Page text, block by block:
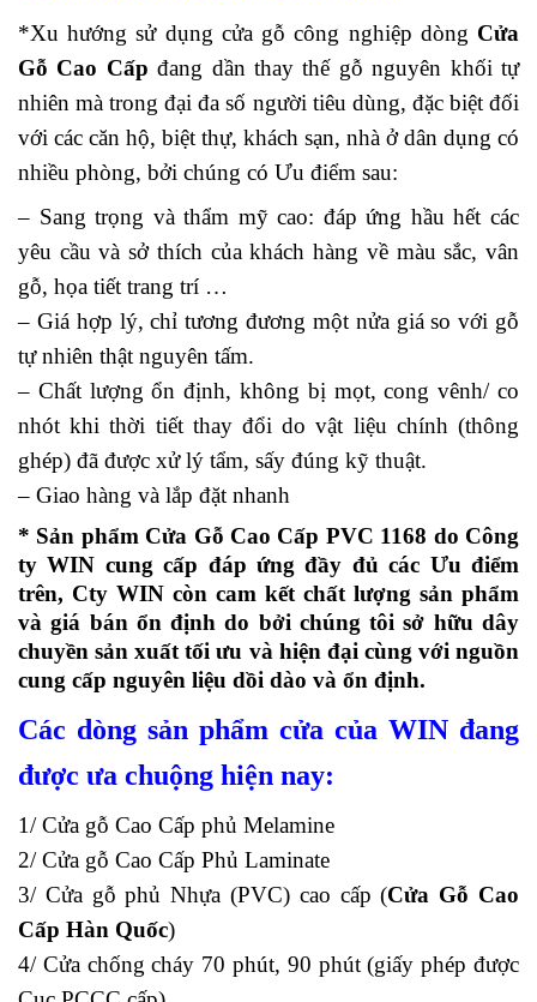
*Xu hướng sử dụng cửa gỗ công nghiệp dòng Cửa
Gỗ Cao Cấp đang dần thay thế gỗ nguyên khối tự
nhiên mà trong đại đa số người tiêu dùng, đặc biệt đối
với các căn hộ, biệt thự, khách sạn, nhà ở dân dụng có
nhiều phòng, bởi chúng có Ưu điểm sau:
– Sang trọng và thẩm mỹ cao: đáp ứng hầu hết các
yêu cầu và sở thích của khách hàng về màu sắc, vân
gỗ, họa tiết trang trí …
– Giá hợp lý, chỉ tương đương một nửa giá so với gỗ
tự nhiên thật nguyên tấm.
– Chất lượng ổn định, không bị mọt, cong vênh/ co
nhót khi thời tiết thay đổi do vật liệu chính (thông
ghép) đã được xử lý tẩm, sấy đúng kỹ thuật.
– Giao hàng và lắp đặt nhanh
* Sản phẩm Cửa Gỗ Cao Cấp PVC 1168 do Công
ty WIN cung cấp đáp ứng đầy đủ các Ưu điểm
trên, Cty WIN còn cam kết chất lượng sản phẩm
và giá bán ổn định do bởi chúng tôi sở hữu dây
chuyền sản xuất tối ưu và hiện đại cùng với nguồn
cung cấp nguyên liệu dồi dào và ổn định.
Các dòng sản phẩm cửa của WIN đang
được ưa chuộng hiện nay:
1/ Cửa gỗ Cao Cấp phủ Melamine
2/ Cửa gỗ Cao Cấp Phủ Laminate
3/ Cửa gỗ phủ Nhựa (PVC) cao cấp (Cửa Gỗ Cao
Cấp Hàn Quốc)
4/ Cửa chống cháy 70 phút, 90 phút (giấy phép được